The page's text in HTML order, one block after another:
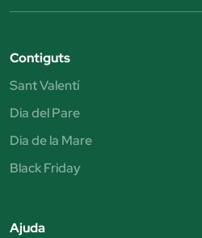
Contiguts
Sant Valentí
Dia del Pare
Dia de la Mare
Black Friday
Ajuda